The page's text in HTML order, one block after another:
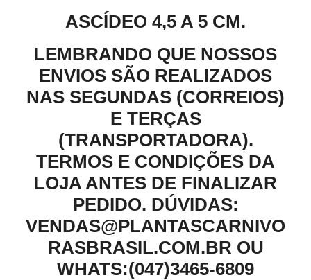
ASCÍDEO 4,5 A 5 CM.
LEMBRANDO QUE NOSSOS
ENVIOS SÃO REALIZADOS
NAS SEGUNDAS (CORREIOS)
E TERÇAS
(TRANSPORTADORA).
TERMOS E CONDIÇÕES DA
LOJA ANTES DE FINALIZAR
PEDIDO. DÚVIDAS:
VENDAS@PLANTASCARNIVO
RASBRASIL.COM.BR OU
WHATS:(047)3465-6809